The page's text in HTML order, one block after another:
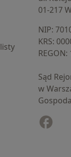
01-217
NIP:
KRS:
Sąd
w